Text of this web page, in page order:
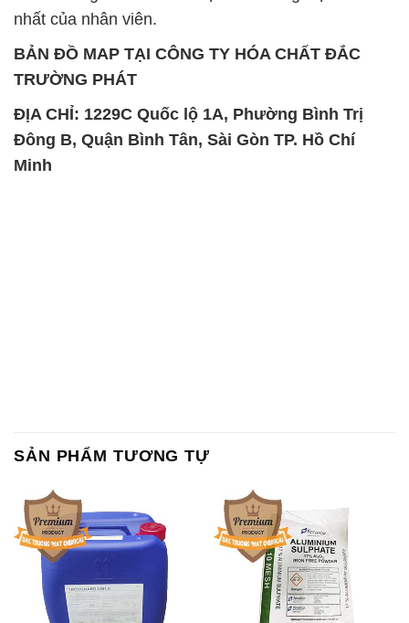
nhất của nhân viên.
BẢN ĐỒ MAP TẠI CÔNG TY HÓA CHẤT ĐẮC
TRƯỜNG PHÁT
ĐỊA CHỈ: 1229C Quốc lộ 1A, Phường Bình Trị
Đông B, Quận Bình Tân, Sài Gòn TP. Hồ Chí
Minh
SẢN PHẨM TƯƠNG TỰ